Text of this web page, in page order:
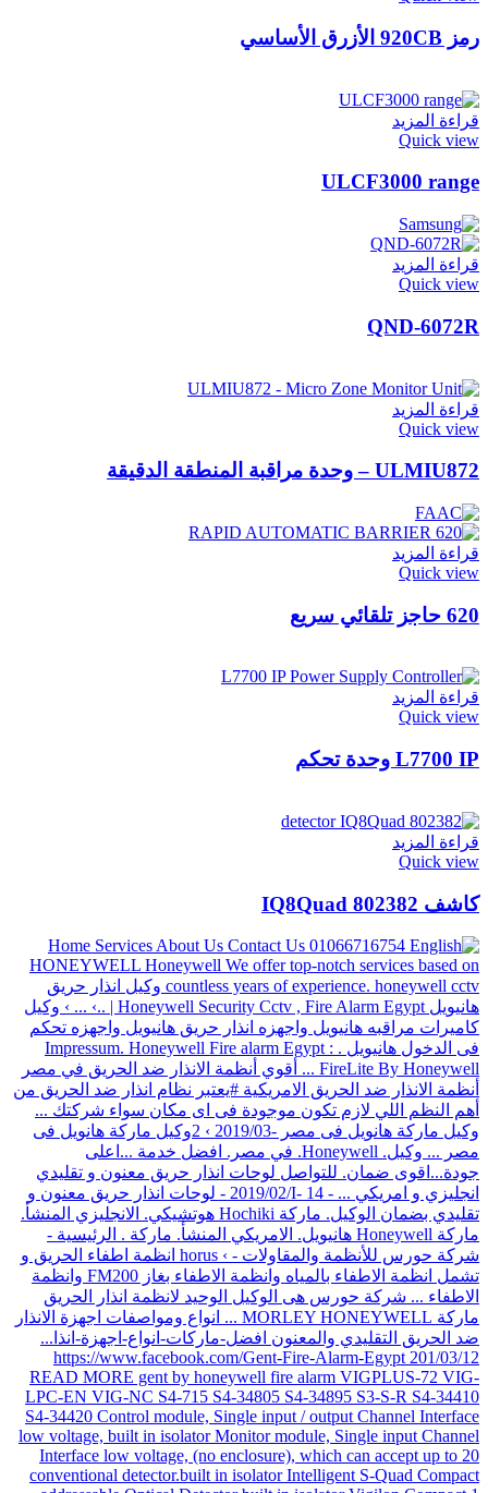
رمز 920CB الأزرق الأساسي
قراءة المزيد
Quick view
ULCF3000 range
قراءة المزيد
Quick view
QND-6072R
قراءة المزيد
Quick view
ULMIU872 – وحدة مراقبة المنطقة الدقيقة
قراءة المزيد
Quick view
620 حاجز تلقائي سريع
قراءة المزيد
Quick view
L7700 IP وحدة تحكم
قراءة المزيد
Quick view
كاشف IQ8Quad 802382